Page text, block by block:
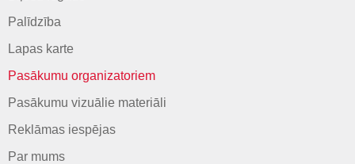
Palīdzība
Lapas karte
Pasākumu organizatoriem
Pasākumu vizuālie materiāli
Reklāmas iespējas
Par mums